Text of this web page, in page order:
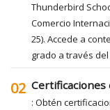
Thunderbird
Comercio
25). Accede a
grado a través
02 Certificaciones
: Obtén